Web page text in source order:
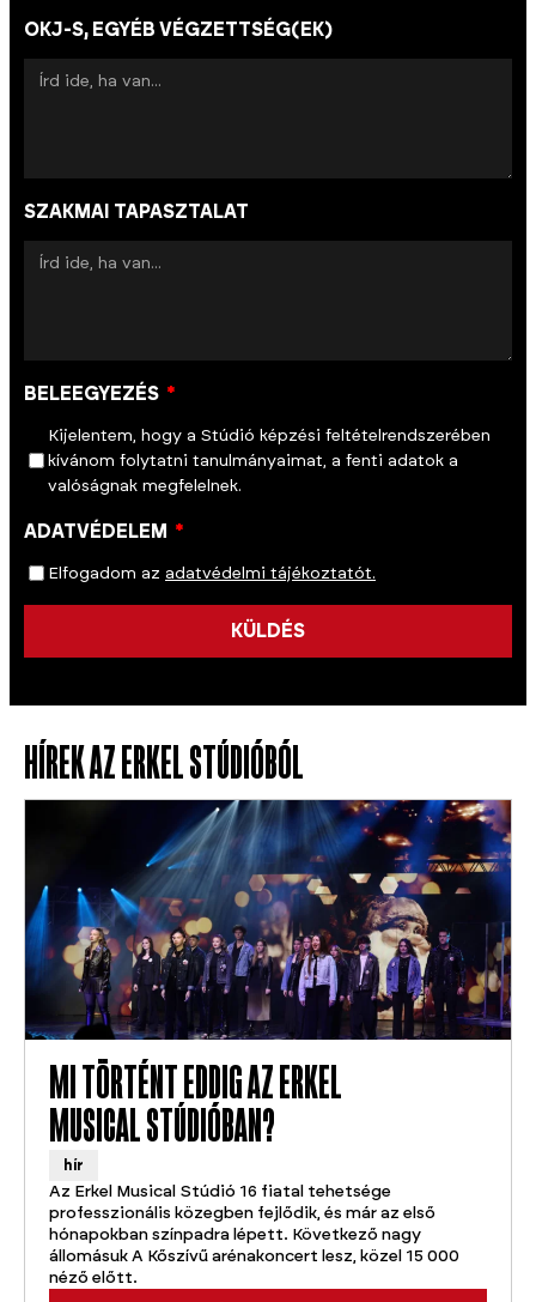
OKJ-S, EGYÉB VÉGZETTSÉG(EK)
SZAKMAI TAPASZTALAT
BELEEGYEZÉS
Kijelentem, hogy a Stúdió képzési feltételrendszerében
kívánom folytatni tanulmányaimat, a fenti adatok a
valóságnak megfelelnek.
ADATVÉDELEM
Elfogadom az adatvédelmi tájékoztatót.
KÜLDÉS
HÍREK AZ ERKEL STÚDIÓBÓL
MI TÖRTÉNT EDDIG AZ ERKEL
MUSICAL STÚDIÓBAN?
hír
Az Erkel Musical Stúdió 16 fiatal tehetsége
professzionális közegben fejlődik, és már az első
hónapokban színpadra lépett. Következő nagy
állomásuk A Kőszívű arénakoncert lesz, közel 15 000
néző előtt.